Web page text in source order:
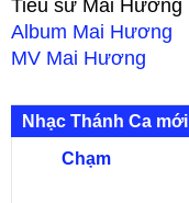
Tiểu sử Mai Hương
Album Mai Hương
MV Mai Hương
Nhạc Thánh Ca mới
Chạm